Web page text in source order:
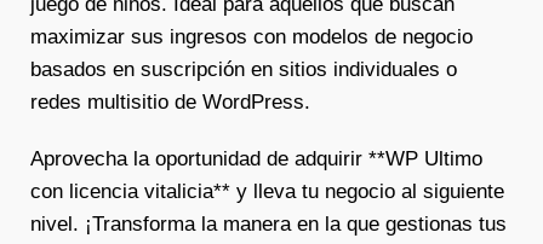
maximizar sus ingresos con modelos de negocio
basados en suscripción en sitios individuales o
redes multisitio de WordPress.
Aprovecha la oportunidad de adquirir **WP Ultimo
con licencia vitalicia** y lleva tu negocio al siguiente
nivel. ¡Transforma la manera en la que gestionas tus